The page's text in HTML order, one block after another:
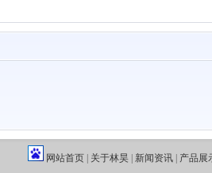
网站首页| 关于林昊| 新闻资讯| 产品展